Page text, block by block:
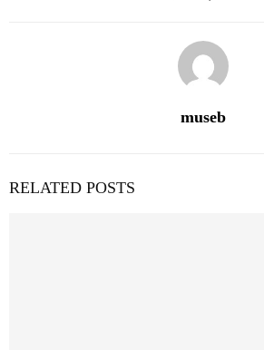
museb
RELATED POSTS